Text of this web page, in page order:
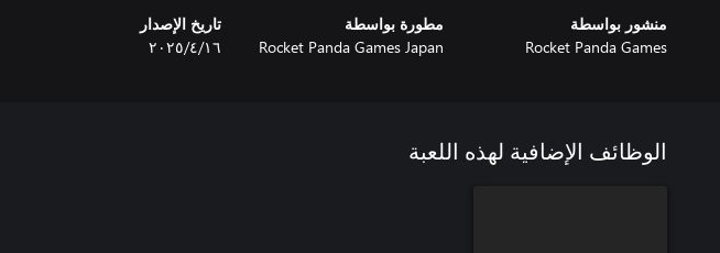
منشور بواسطة
Rocket Panda Games
مطورة بواسطة
Rocket Panda Games Japan
تاريخ الإصدار
١٦‏/٤‏/٢٠٢٥
الوظائف الإضافية لهذه اللعبة